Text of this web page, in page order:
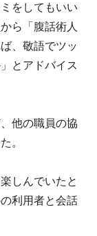
をしてもいい
ら「腹話術人
、敬語でツッ
とアドバイス
他の職員の協
。
しんでいたと
利用者と会話